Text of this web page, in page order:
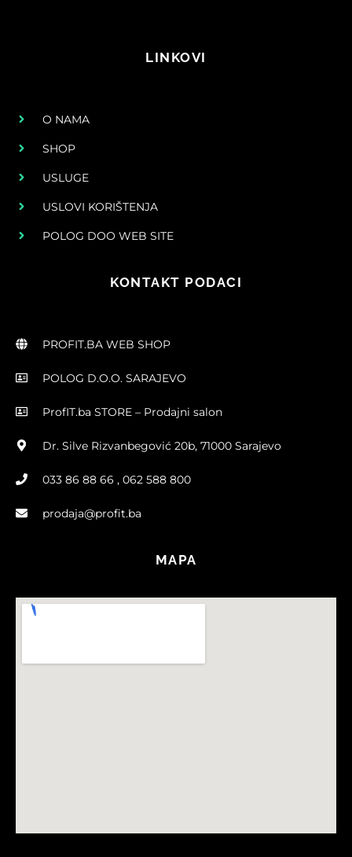
LINKOVI
O NAMA
SHOP
USLUGE
USLOVI KORIŠTENJA
POLOG DOO WEB SITE
KONTAKT PODACI
PROFIT.BA WEB SHOP
POLOG D.O.O. SARAJEVO
ProfIT.ba STORE – Prodajni salon
Dr. Silve Rizvanbegović 20b, 71000 Sarajevo
033 86 88 66 , 062 588 800
prodaja@profit.ba
MAPA